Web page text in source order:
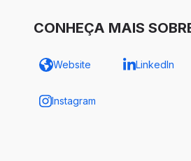
CONHEÇA MAIS
Website LinkedIn
Instagram